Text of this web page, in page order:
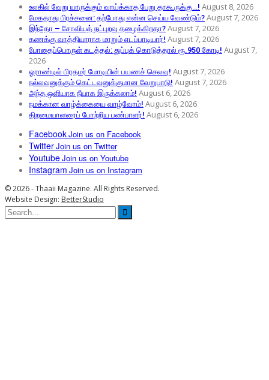
உலகில் வேறு யாருக்கும் வாய்க்காத பேறு தாகூருக்கு…! August 8, 2026
மேகதாது பிரச்சனை: தற்போது என்ன செய்ய வேண்டும்? August 7, 2026
இந்தோ – சோவியத் நட்புறவு தழைக்கிறதா? August 7, 2026
கணக்கு வாத்தியாராக மாறும் எடப்பாடியார்! August 7, 2026
போதைப்பொருள் கடத்தல்: துப்புக் கொடுத்தால் ரூ.950 கோடி! August 7,
2026
ஓராண்டில் பிரதமர் மோடியின் பயணச் செலவு! August 7, 2026
நல்லவனுக்கும் கெட்டவனுக்குமான வேறுபாடு! August 7, 2026
அந்த ஒளியாக நீயாக இருக்கலாம்! August 6, 2026
நமக்கான வாழ்க்கையை வாழ்வோம்! August 6, 2026
திறமையாளரைப் போற்றிய பண்பாளர்! August 6, 2026
FacebookJoin us on Facebook
TwitterJoin us on Twitter
YoutubeJoin us on Youtube
Instagram Join us on Instagram
© 2026 - Thaaii Magazine. All Rights Reserved.
Website Design: BetterStudio